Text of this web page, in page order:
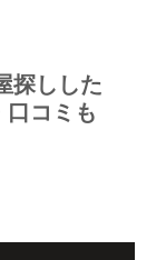
探しした
口コミも